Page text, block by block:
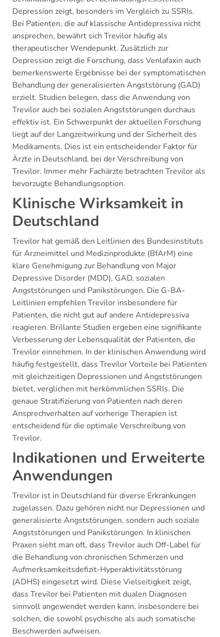
Depression zeigt, besonders im Vergleich zu SSRIs.
Bei Patienten, die auf klassische Antidepressiva nicht
ansprechen, bewährt sich Trevilor häufig als
therapeutischer Wendepunkt. Zusätzlich zur
Depression zeigt die Forschung, dass Venlafaxin auch
bemerkenswerte Ergebnisse bei der symptomatischen
Behandlung der generalisierten Angststörung (GAD)
erzielt. Studien belegen, dass die Anwendung von
Trevilor auch bei sozialen Angststörungen durchaus
effektiv ist. Ein Schwerpunkt der aktuellen Forschung
liegt auf der Langzeitwirkung und der Sicherheit des
Medikaments. Dies ist ein entscheidender Faktor für
Ärzte in Deutschland, bei der Verschreibung von
Trevilor. Immer mehr Fachärzte betrachten Trevilor als
bevorzugte Behandlungsoption.
Klinische Wirksamkeit in
Deutschland
Trevilor hat gemäß den Leitlinien des Bundesinstituts
für Arzneimittel und Medizinprodukte (BfArM) eine
klare Genehmigung zur Behandlung von Major
Depressive Disorder (MDD), GAD, sozialen
Angststörungen und Panikstörungen. Die G-BA-
Leitlinien empfehlen Trevilor insbesondere für
Patienten, die nicht gut auf andere Antidepressiva
reagieren. Brillante Studien ergeben eine signifikante
Verbesserung der Lebensqualität der Patienten, die
Trevilor einnehmen. In der klinischen Anwendung wird
häufig festgestellt, dass Trevilor Vorteile bei Patienten
mit gleichzeitigen Depressionen und Angststörungen
bietet, verglichen mit herkömmlichen SSRIs. Die
genaue Stratifizierung von Patienten nach deren
Ansprechverhalten auf vorherige Therapien ist
entscheidend für die optimale Verschreibung von
Trevilor.
Indikationen und Erweiterte
Anwendungen
Trevilor ist in Deutschland für diverse Erkrankungen
zugelassen. Dazu gehören nicht nur Depressionen und
generalisierte Angststörungen, sondern auch soziale
Angststörungen und Panikstörungen. In klinischen
Praxen sieht man oft, dass Trevilor auch Off-Label für
die Behandlung von chronischen Schmerzen und
Aufmerksamkeitsdefizit-Hyperaktivitätsstörung
(ADHS) eingesetzt wird. Diese Vielseitigkeit zeigt,
dass Trevilor bei Patienten mit dualen Diagnosen
sinnvoll angewendet werden kann, insbesondere bei
solchen, die sowohl psychische als auch somatische
Beschwerden aufweisen.